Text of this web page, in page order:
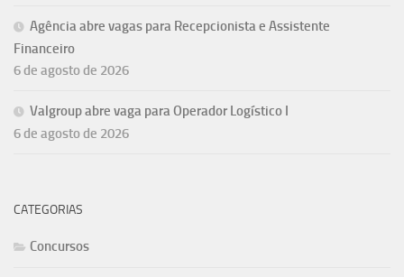
Agência abre vagas para Recepcionista e Assistente
Financeiro
6 de agosto de 2026
Valgroup abre vaga para Operador Logístico I
6 de agosto de 2026
CATEGORIAS
Concursos